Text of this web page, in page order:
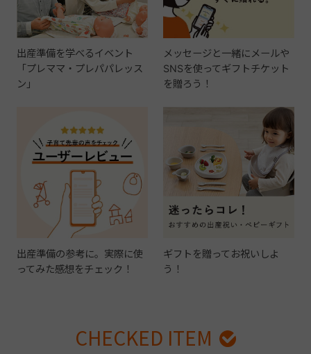
出産準備を学べるイベント
「プレママ・プレパパレッス
ン」
メッセージと一緒にメールや
SNSを使ってギフトチケット
を贈ろう！
出産準備の参考に。実際に使
ってみた感想をチェック！
ギフトを贈ってお祝いしよ
う！
CHECKED ITEM